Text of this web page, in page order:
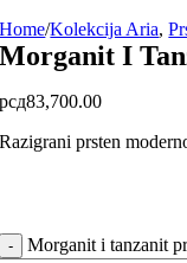
Home/Kolekcija Aria,
Morganit I
рсд83,700.00
Razigrani prsten
Morganit i tanzanit